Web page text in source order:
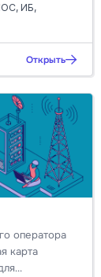
ИБ,
Открыть
оператора
карта